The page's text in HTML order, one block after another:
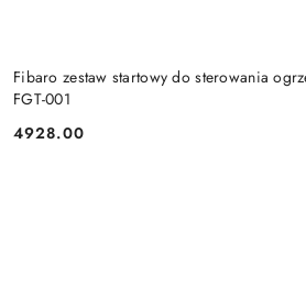
Fibaro zestaw startowy do sterowania
FGT-001
Cena:
4928.00